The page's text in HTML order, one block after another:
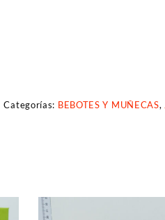
Categorías: BEBOTES Y MUÑECAS,